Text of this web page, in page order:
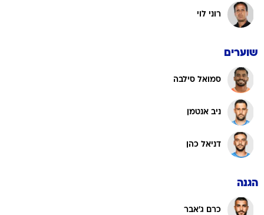
רוני לוי
שוערים
סמואל סילבה
ניב אנטמן
דניאל כהן
הגנה
כרם ג'אבר